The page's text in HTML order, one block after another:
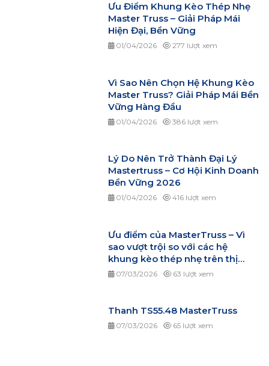
Ưu Điểm Khung Kèo Thép Nhẹ
Master Truss – Giải Pháp Mái
Hiện Đại, Bền Vững
01/04/2026 277 lượt xem
Vì Sao Nên Chọn Hệ Khung Kèo
Master Truss? Giải Pháp Mái Bền
Vững Hàng Đầu
01/04/2026 386 lượt xem
Lý Do Nên Trở Thành Đại Lý
Mastertruss – Cơ Hội Kinh Doanh
Bền Vững 2026
01/04/2026 416 lượt xem
Ưu điểm của MasterTruss – Vì
sao vượt trội so với các hệ
khung kèo thép nhẹ trên thị
trường?
07/03/2026 63 lượt xem
Thanh TS55.48 MasterTruss
07/03/2026 65 lượt xem